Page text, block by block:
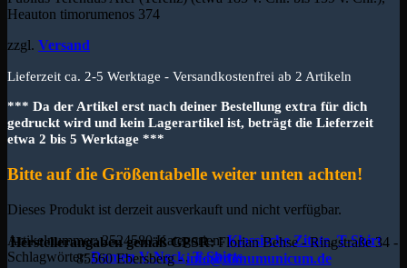
Heauton timorumenos 374
zzgl. Versand
Lieferzeit ca. 2-5 Werktage - Versandkostenfrei ab 2 Artikeln
*** Da der Artikel erst nach deiner Bestellung extra für dich
gedruckt wird und kein Lagerartikel ist, beträgt die Lieferzeit
etwa 2 bis 5 Werktage ***
Bitte auf die Größentabelle weiter unten achten!
Dieses Produkt ist derzeit ausverkauft und nicht verfügbar.
Artikelnummer:2524580 Kategorien:Klassische Zitate,T-Shirt
Schlagwörter:Damen V-Neck,T-Shirts
Herstellerangaben gemäß GPSR:Florian Behse - Ringstraße 34 -
85560 Ebersberg -info@donumunicum.de